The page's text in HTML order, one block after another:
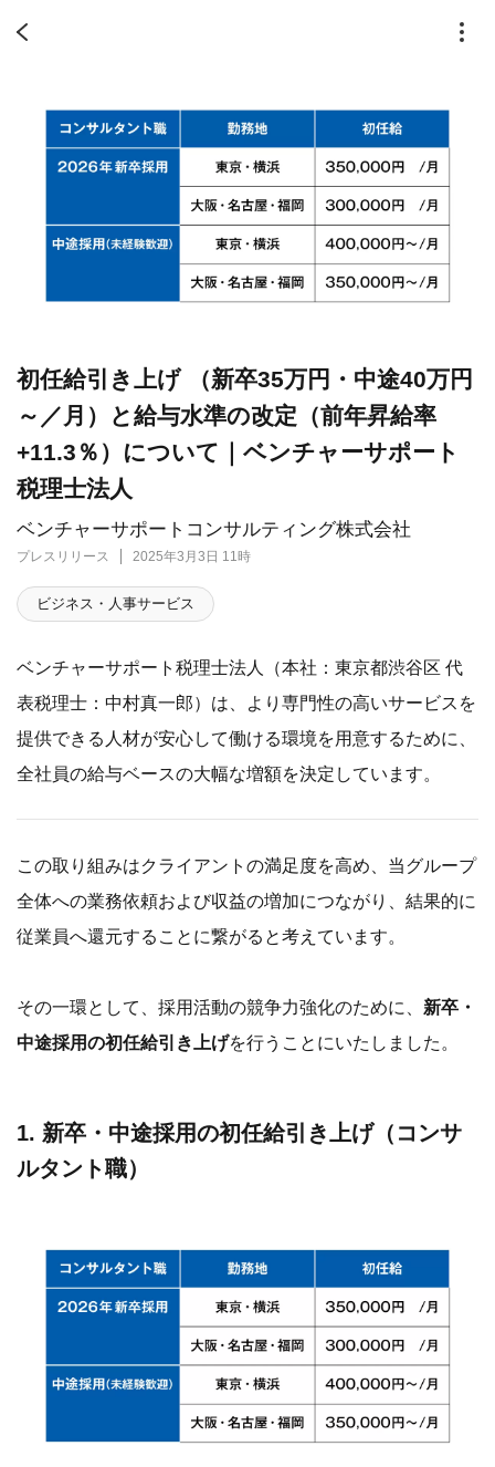
ベンチャーサポートコンサルティング株式会社
プレスリリース 2025年3月3日 11時
初任給引き上げ （新卒35万円・中途40万円
～／月）と給与水準の改定（前年昇給率
+11.3％）について｜ベンチャーサポート
税理士法人
ビジネス・人事サービス
ベンチャーサポート税理士法人（本社：東京都渋谷区 代
表税理士：中村真一郎）は、より専門性の高いサービスを
提供できる人材が安心して働ける環境を用意するために、
全社員の給与ベースの大幅な増額を決定しています。
この取り組みはクライアントの満足度を高め、当グループ
全体への業務依頼および収益の増加につながり、結果的に
従業員へ還元することに繋がると考えています。
その一環として、採用活動の競争力強化のために、 新卒・
中途採用の初任給引き上げを行うことにいたしました。
1. 新卒・中途採用の初任給引き上げ（コンサ
ルタント職）